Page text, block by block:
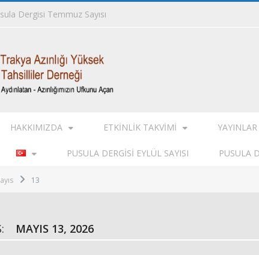
Dergisi Temmuz Sayısı
HAKKIMIZDA ETKINLIK TAKVIMI YAYINLAR
PUSULA DERGISI EYLÜL SAYISI PUSULA
13
MAYIS 13, 2026